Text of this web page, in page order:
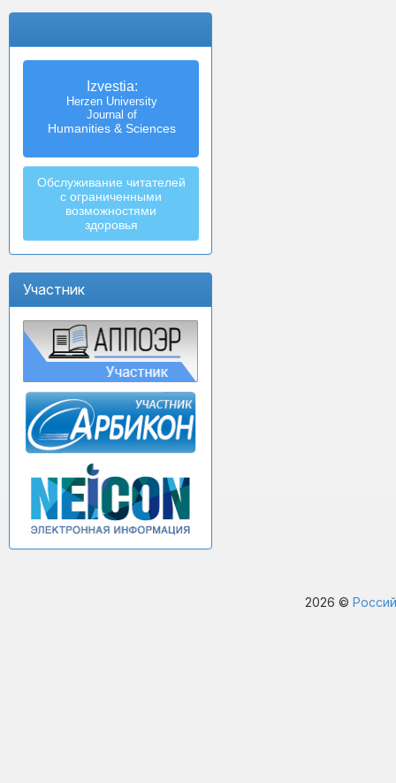
Izvestia:
Herzen University
Journal of
Humanities & Sciences
Обслуживание читателей
с ограниченными
возможностями
здоровья
Участник
2026 ©